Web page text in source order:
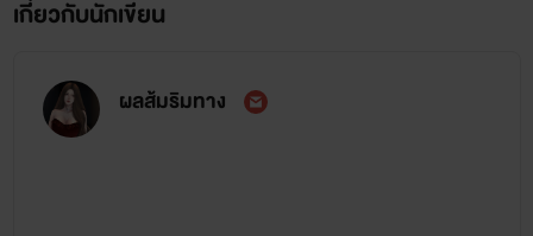
เกี่ยวกับนักเขียน
ผลส้มริมทาง